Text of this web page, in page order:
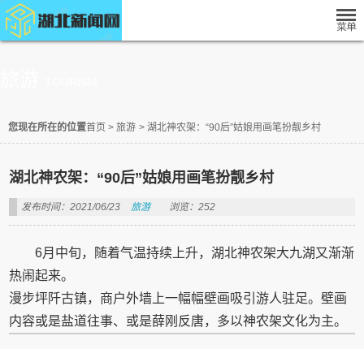
您现在所在的位置首页 > 旅游 > 湖北神农架：“90后”姑娘用画笔扮靓乡村
湖北神农架：“90后”姑娘用画笔扮靓乡村
发布时间：2021/06/23 旅游 浏览：252
6月中旬，随着气温持续上升，湖北神农架大九湖又渐渐
热闹起来。
漫步坪阡古镇，商户外墙上一幅幅壁画吸引游人驻足。壁画
内容或是盐道往事、或是薛刚反唐，多以神农架文化为主。